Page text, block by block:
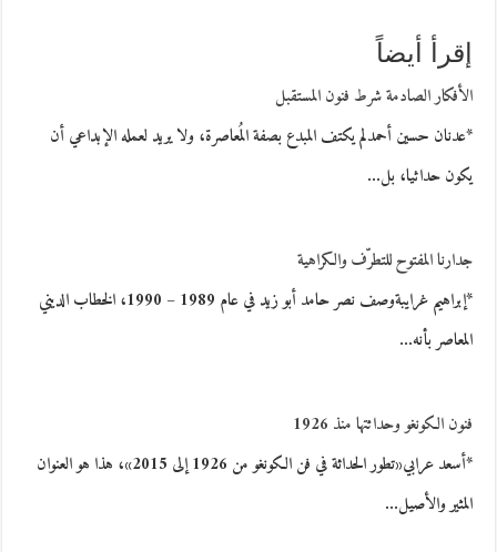
إقرأ أيضاً
الأفكار الصادمة شرط فنون المستقبل
*عدنان حسين أحمدلم يكتف المبدع بصفة المُعاصرة، ولا يريد لعمله الإبداعي أن
يكون حداثيا، بل…
جدارنا المفتوح للتطرّف والكراهية
*إبراهيم غرايبةوصف نصر حامد أبو زيد في عام 1989 – 1990، الخطاب الديني
المعاصر بأنه…
فنون الكونغو وحداثتها منذ 1926
*أسعد عرابي«تطور الحداثة في فن الكونغو من 1926 إلى 2015»، هذا هو العنوان
المثير والأصيل…